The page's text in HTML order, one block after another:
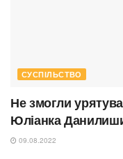
СУСПІЛЬСТВО
Не змогли
Юліанка
09.08.2022